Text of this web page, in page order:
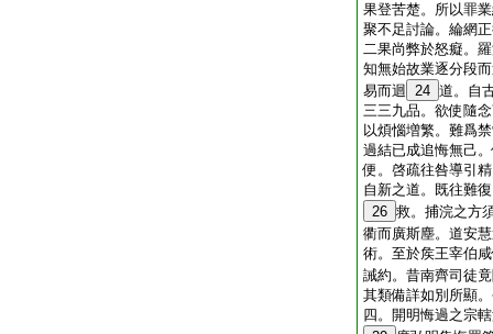
果登苦楚。所以罪
聚不足討論。綸網
二果尚弊於怒癡。
知無始故業逐分段
易而迴 24 道。自
三三九品。欲使隨
以煩惱増繁。難爲
過結已成追悔無己
便。啓疏往咎導引
自新之道。既往難
26 救。捕浣之方
衢而廣斯塵。道安
術。至於矦王宰伯
誡約。昔南齊司徒
其類備詳如別所顯
四。開明悔過之宗